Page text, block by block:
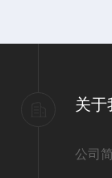
关于
公司